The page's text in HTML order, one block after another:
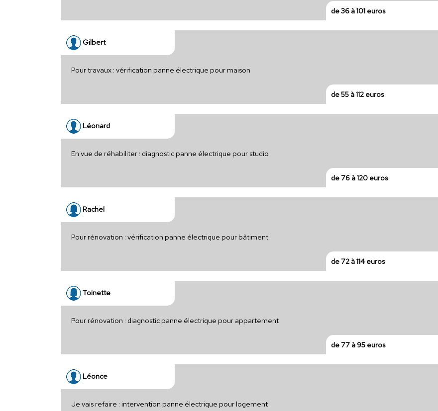
de 36 à 101 euros
Gilbert
Pour travaux : vérification panne électrique pour maison
de 55 à 112 euros
Léonard
En vue de réhabiliter : diagnostic panne électrique pour studio
de 76 à 120 euros
Rachel
Pour rénovation : vérification panne électrique pour bâtiment
de 72 à 114 euros
Toinette
Pour rénovation : diagnostic panne électrique pour appartement
de 77 à 95 euros
Léonce
Je vais refaire : intervention panne électrique pour logement